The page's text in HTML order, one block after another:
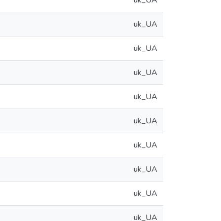
uk_UA
uk_UA
uk_UA
uk_UA
uk_UA
uk_UA
uk_UA
uk_UA
uk_UA